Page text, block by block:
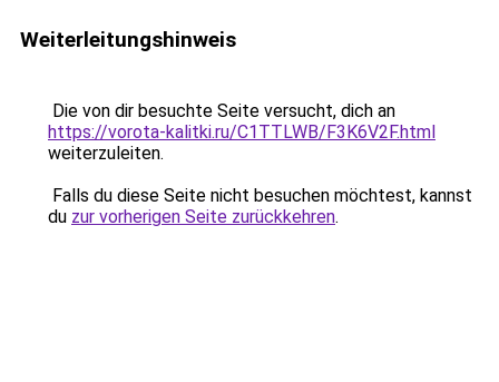
Weiterleitungshinweis
Die von dir besuchte Seite versucht, dich an
https://vorota-kalitki.ru/C1TTLWB/F3K6V2F.html
weiterzuleiten.
Falls du diese Seite nicht besuchen möchtest, kannst
du zur vorherigen Seite zurückkehren.